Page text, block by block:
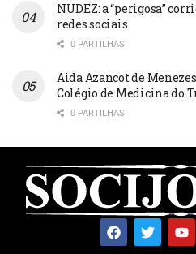
NUDEZ: a “perigosa”
redes sociais
0 PARTILHAS
Aida Azancot de
Colégio de Medicina do
0 PARTILHAS